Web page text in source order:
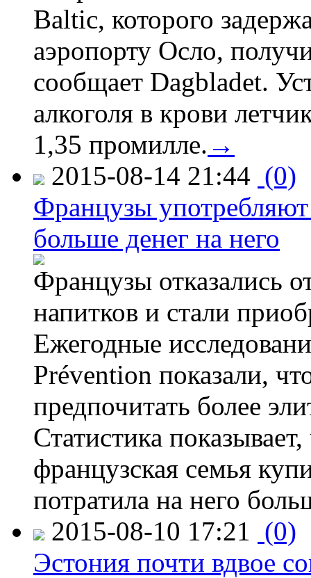
Baltic, которого
аэропорту Осло,
сообщает Dagbladet.
алкоголя в крови
1,35 промилле. →
2015-08-14 21:44 (0)
Французы
больше денег на него
Французы отказались
напитков и стали
Ежегодные
Prévention показали,
предпочитать более
Статистика
французская семья
потратила на него
2015-08-10 17:21 (0)
Эстония почти вдвое